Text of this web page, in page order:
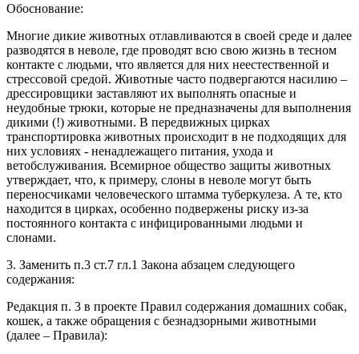
Обоснование:
Многие дикие животных отлавливаются в своей среде и далее
разводятся в неволе, где проводят всю свою жизнь в тесном
контакте с людьми, что является для них неестественной и
стрессовой средой. Животные часто подвергаются насилию –
дрессировщики заставляют их выполнять опасные и
неудобные трюки, которые не предназначены для выполнения
дикими (!) животными. В передвижных цирках
транспортировка животных происходит в не подходящих для
них условиях - ненадлежащего питания, ухода и
ветобслуживания. Всемирное общество защиты животных
утверждает, что, к примеру, слоны в неволе могут быть
переносчиками человеческого штамма туберкулеза. А те, кто
находится в цирках, особенно подвержены риску из-за
постоянного контакта с инфицированными людьми и
слонами.
3. Заменить п.3 ст.7 гл.1 Закона абзацем следующего
содержания:
Редакция п. 3 в проекте Правил содержания домашних собак,
кошек, а также обращения с безнадзорными животными
(далее – Правила):